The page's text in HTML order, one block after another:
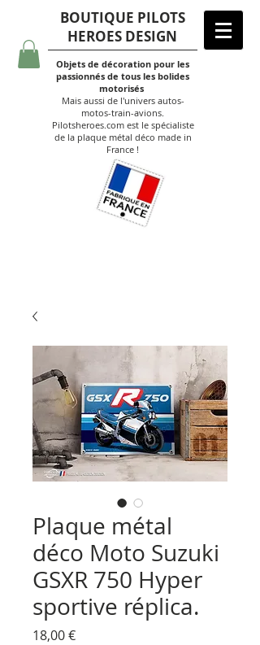
BOUTIQUE PILOTS
HEROES DESIGN
Objets de décoration pour les
passionnés de tous les bolides
motorisés
Mais aussi de l'univers autos-
motos-train-avions.
Pilotsheroes.com est le spécialiste
de la plaque métal déco made in
France !
Plaque métal
déco Moto Suzuki
GSXR 750 Hyper
sportive réplica.
18,00 €Prix